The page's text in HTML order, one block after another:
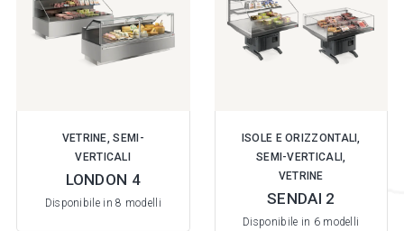
VETRINE, SEMI-
VERTICALI
LONDON 4
Disponibile in 8 modelli
ISOLE E ORIZZONTALI,
SEMI-VERTICALI,
VETRINE
SENDAI 2
Disponibile in 6 modelli